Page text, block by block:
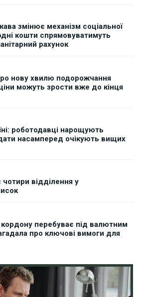
змінює механізм соціальної
кошти спрямовуватимуть
рахунок
нову хвилю подорожчання
ціни можуть зрости вже до кінця
роботодавці нарощують
насамперед очікують вищих
відділення у
кордону перебуває під валютним
про ключові вимоги для